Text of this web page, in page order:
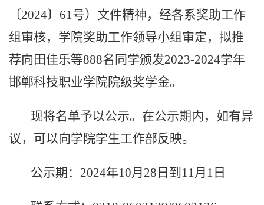
〔2024〕 61号）文件精神，经各系奖助工作
组审核，学院奖助工作领导小组审定， 拟推
荐向田佳乐等888名同学颁发2023-2024学年
邯郸科技职业学院院级奖学金。
现将名单予以公示。在公示期内，如有异
议，可以向学院学生工作部反映。
公示期： 2024年10月 28 日到 11月 1 日